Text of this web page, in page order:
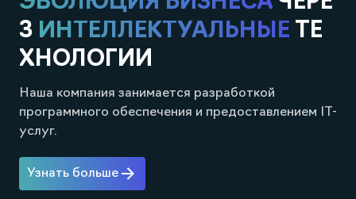
З ИНТЕЛЛЕКТУАЛЬНЫЕ ТЕ
ХНОЛОГИИ
Наша компания занимается разработкой
программного обеспечения и предоставлением IT-
услуг.
Узнать больше